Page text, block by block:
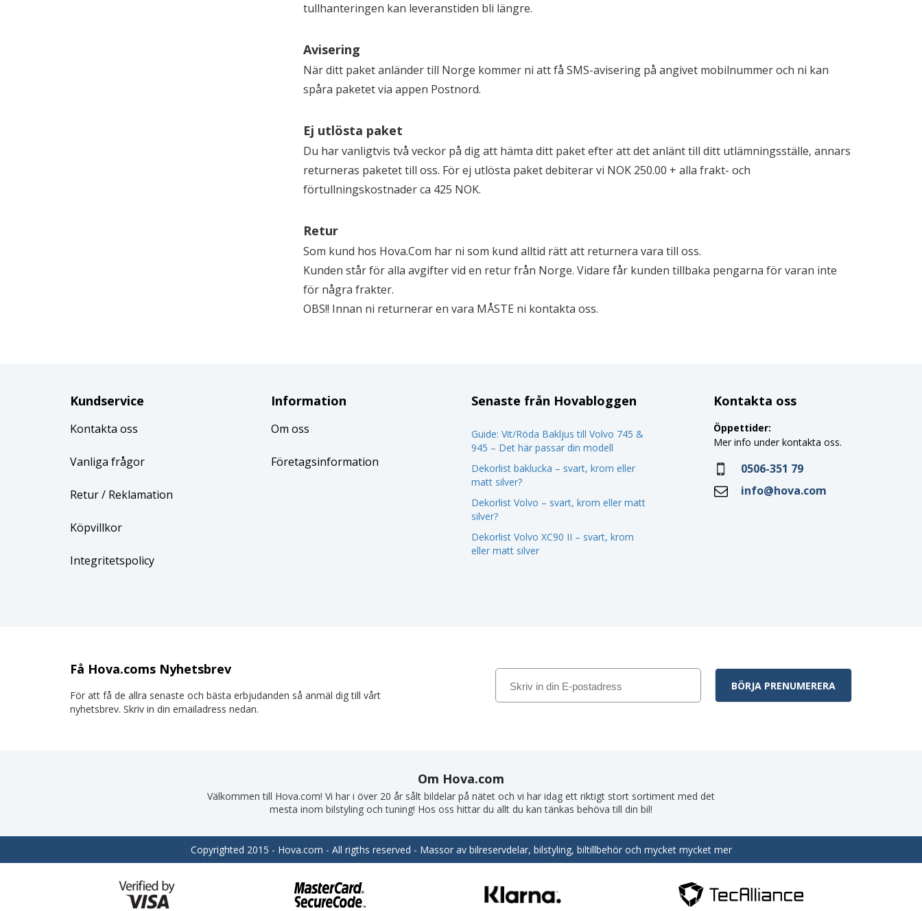
tullhanteringen kan leveranstiden bli längre.
Avisering
När ditt paket anländer till Norge kommer ni att få SMS-avisering på angivet mobilnummer och ni kan
spåra paketet via appen Postnord.
Ej utlösta paket
Du har vanligtvis två veckor på dig att hämta ditt paket efter att det anlänt till ditt utlämningsställe, annars
returneras paketet till oss. För ej utlösta paket debiterar vi NOK 250.00 + alla frakt- och
förtullningskostnader ca 425 NOK.
Retur
Som kund hos Hova.Com har ni som kund alltid rätt att returnera vara till oss.
Kunden står för alla avgifter vid en retur från Norge. Vidare får kunden tillbaka pengarna för varan inte
för några frakter.
OBS!! Innan ni returnerar en vara MÅSTE ni kontakta oss.
Kundservice
Kontakta oss
Vanliga frågor
Retur/ Reklamation
Köpvillkor
Integritetspolicy
Information
Om oss
Företagsinformation
Senaste från Hovabloggen
Guide: Vit/Röda Bakljus till Volvo 745 &
945 – Det här passar din modell
Dekorlist baklucka – svart, krom eller
matt silver?
Dekorlist Volvo – svart, krom eller matt
silver?
Dekorlist Volvo XC90 II – svart, krom
eller matt silver
Kontakta oss
Öppettider:
Mer info under kontakta oss.
0506-351 79
info@hova.com
Få Hova.coms Nyhetsbrev
För att få de allra senaste och bästa erbjudanden så anmäl dig till vårt
nyhetsbrev. Skriv in din emailadress nedan.
Om Hova.com
Välkommen till Hova.com! Vi har i över 20 år sålt bildelar på nätet och vi har idag ett riktigt stort sortiment med det
mesta inom bilstyling och tuning! Hos oss hittar du allt du kan tänkas behöva till din bil!
Copyrighted 2015 - Hova.com - All rigths reserved - Massor av bilreservdelar, bilstyling, biltillbehör och mycket mycket mer